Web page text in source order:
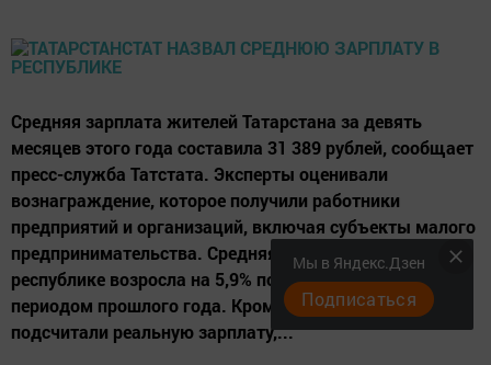
Средняя зарплата жителей Татарстана за девять
месяцев этого года составила 31 389 рублей, сообщает
пресс-служба Татстата. Эксперты оценивали
вознаграждение, которое получили работники
предприятий и организаций, включая субъекты малого
предпринимательства. Средняя зарплата по
республике возросла на 5,9% по сравнению с этим же
периодом прошлого года. Кроме того, специалисты
подсчитали реальную зарплату,...
Мы в Яндекс.Дзен
Подписаться